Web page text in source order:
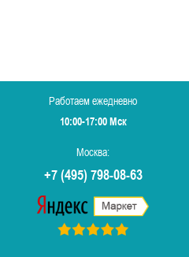
Работаем ежедневно
10:00-17:00 Мск
Москва:
+7 (495) 798-08-63